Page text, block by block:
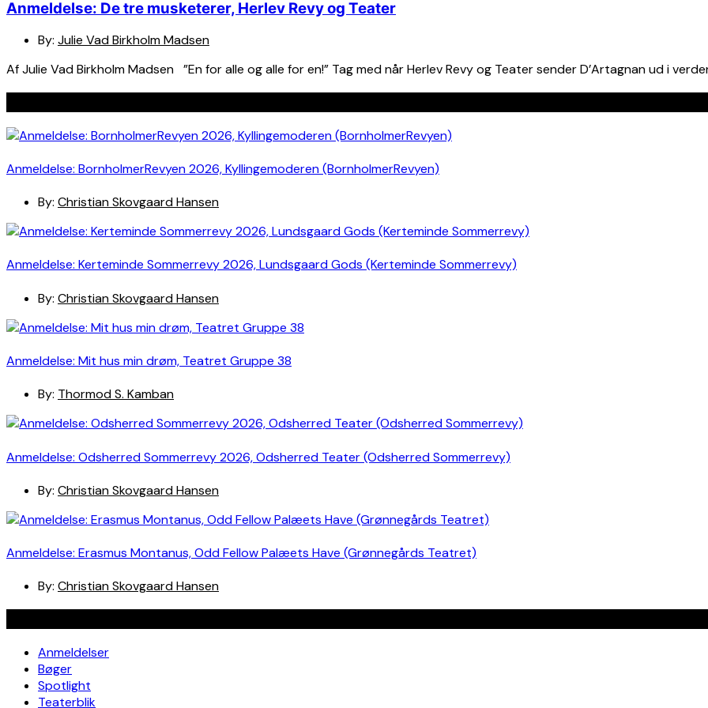
Anmeldelse: De tre musketerer, Herlev Revy og Teater
By: Julie Vad Birkholm Madsen
Af Julie Vad Birkholm Madsen ”En for alle og alle for en!” Tag med når Herlev Revy og Teater sender D’Artagnan ud i
Anmeldelse: BornholmerRevyen 2026, Kyllingemoderen (BornholmerRevyen)
By: Christian Skovgaard Hansen
Anmeldelse: Kerteminde Sommerrevy 2026, Lundsgaard Gods (Kerteminde Sommerrevy)
By: Christian Skovgaard Hansen
Anmeldelse: Mit hus min drøm, Teatret Gruppe 38
By: Thormod S. Kamban
Anmeldelse: Odsherred Sommerrevy 2026, Odsherred Teater (Odsherred Sommerrevy)
By: Christian Skovgaard Hansen
Anmeldelse: Erasmus Montanus, Odd Fellow Palæets Have (Grønnegårds Teatret)
By: Christian Skovgaard Hansen
Anmeldelser
Bøger
Spotlight
Teaterblik